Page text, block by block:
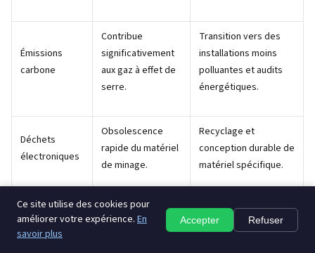
Émissions
carbone
Contribue
significativement
aux gaz à effet de
serre.
Transition vers des
installations moins
polluantes et audits
énergétiques.
Déchets
électroniques
Obsolescence
rapide du matériel
de minage.
Recyclage et
conception durable de
matériel spécifique.
Limitation
réglementaire
Interdictions dans
certains pays,
Dialogue constructif
entre autorités et
Ce site utilise des cookies pour
améliorer votre expérience. En
savoir plus
Accepter Refuser